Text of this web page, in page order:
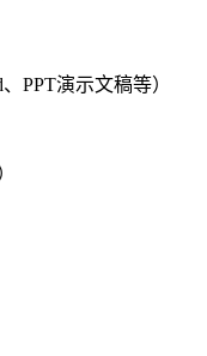
PPT演示文稿等）